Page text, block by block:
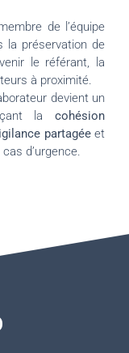
de l’équipe
la préservation de
le référant, la
à proximité.
devient un
la cohésion
partagéeet
cas d’urgence.